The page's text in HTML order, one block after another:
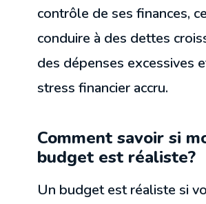
contrôle de ses finances,
conduire à des dettes
des dépenses excessives
stress financier accru.
Comment savoir si
budget est réaliste?
Un budget est réaliste si